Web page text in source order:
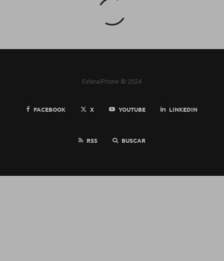
EsferaiPhone © 2024
FACEBOOK X YOUTUBE LINKEDIN
RSS BUSCAR